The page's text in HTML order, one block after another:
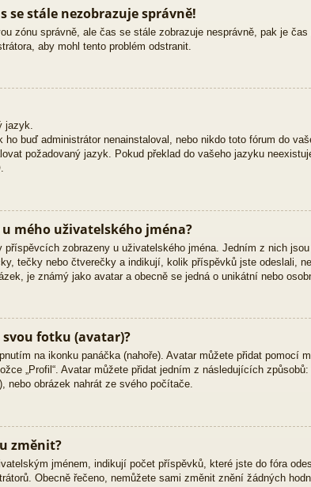
se stále nezobrazuje správně!
zónu správně, ale čas se stále zobrazuje nesprávně, pak je
aby mohl tento problém odstranit.
jazyk.
buď administrátor nenainstaloval, nebo nikdo toto fórum do
požadovaný jazyk. Pokud překlad do vašeho jazyku
mého uživatelského jména?
zobrazeny u uživatelského jména. Jedním z nich
tečky nebo čtverečky a indikují, kolik příspěvků jste odeslali,
je známý jako avatar a obecně se jedná o unikátní nebo
fotku (avatar)?
na ikonku panáčka (nahoře). Avatar můžete přidat pomocí
„Profil“. Avatar můžete přidat jedním z následujících
nebo obrázek nahrát ze svého počítače.
změnit?
jménem, indikují počet příspěvků, které jste do fóra
Obecně řečeno, nemůžete sami změnit znění žádných